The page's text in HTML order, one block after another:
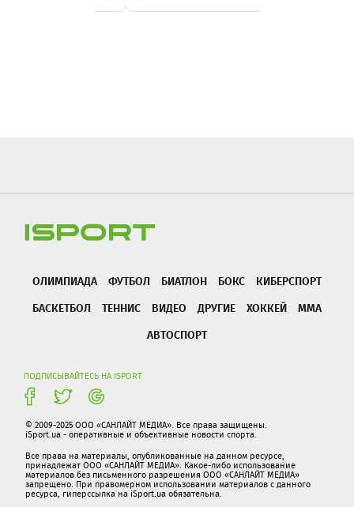
ОЛИМПИАДА ФУТБОЛ БИАТЛОН БОКС
КИБЕРСПОРТ
БАСКЕТБОЛ
ТЕННИС ВИДЕО ДРУГИЕ ХОККЕЙ
ММА
АВТОСПОРТ
ПОДПИСЫВАЙТЕСЬ НА ISPORT
© 2009-2025 ООО «САНЛАЙТ МЕДИА». Все права защищены.
iSport.ua - оперативные и объективные новости спорта.
Все права на материалы, опубликованные на данном ресурсе,
принадлежат ООО «САНЛАЙТ МЕДИА». Какое-либо использование
материалов без письменного разрешения ООО «САНЛАЙТ МЕДИА»
запрещено. При правомерном использовании материалов с данного
ресурса, гиперссылка на iSport.ua обязательна.